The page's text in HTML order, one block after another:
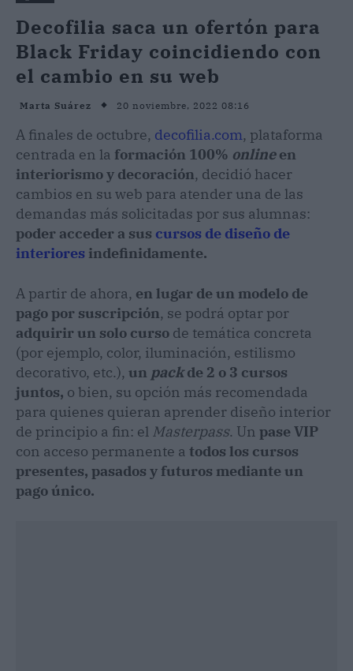
Decofilia saca un ofertón para
Black Friday coincidiendo con
el cambio en su web
Marta Suárez 20 noviembre, 2022 08:16
A finales de octubre, decofilia.com, plataforma
centrada en la formación 100% onlineen
interiorismo y decoración, decidió hacer
cambios en su web para atender una de las
demandas más solicitadas por sus alumnas:
poder acceder a sus cursos de diseño de
interiores indefinidamente.
A partir de ahora, en lugar de un modelo de
pago por suscripción, se podrá optar por
adquirir un solo curso de temática concreta
(por ejemplo, color, iluminación, estilismo
decorativo, etc.), un packde 2 o 3 cursos
juntos, o bien, su opción más recomendada
para quienes quieran aprender diseño interior
de principio a fin: el Masterpass. Un pase VIP
con acceso permanente a todos los cursos
presentes, pasados y futuros mediante un
pago único.